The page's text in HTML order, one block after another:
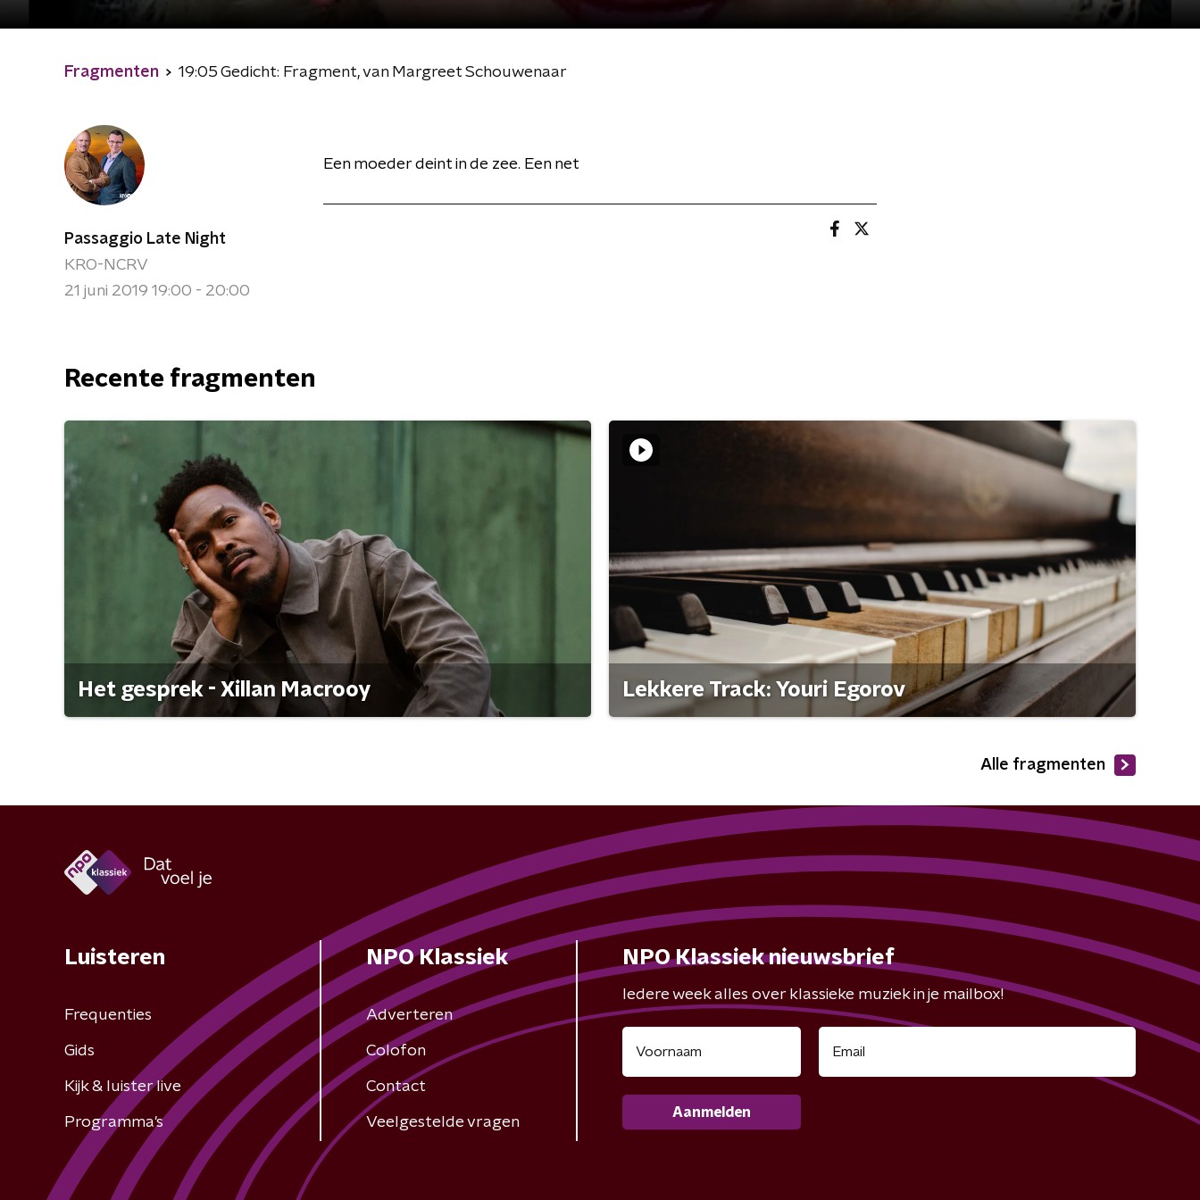
Fragmenten 19:05 Gedicht: Fragment, van Margreet Schouwenaar
Passaggio Late Night
KRO-NCRV
21 juni 2019 19:00 - 20:00
Een moeder deint in de zee. Een net
Recente fragmenten
Het gesprek - Xillan Macrooy Lekkere Track: Youri Egorov
Alle fragmenten
Luisteren
Frequenties
Gids
Kijk & luister live
Programma's
NPO Klassiek
Adverteren
Colofon
Contact
Veelgestelde vragen
NPO Klassiek nieuwsbrief
Iedere week alles over klassieke muziek in je mailbox!
Aanmelden